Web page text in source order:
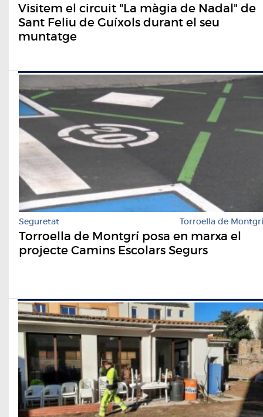
Visitem el circuit "La màgia de Nadal" de
Sant Feliu de Guíxols durant el seu
muntatge
Seguretat Torroella de Montgrí
Torroella de Montgrí posa en marxa el
projecte Camins Escolars Segurs